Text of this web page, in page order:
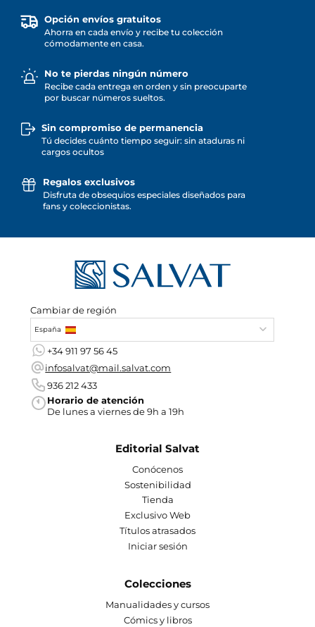
Opción envíos gratuitos
Ahorra en cada envío y recibe tu colección
cómodamente en casa.
No te pierdas ningún número
Recibe cada entrega en orden y sin preocuparte
por buscar números sueltos.
Sin compromiso de permanencia
Tú decides cuánto tiempo seguir: sin ataduras ni
cargos ocultos
Regalos exclusivos
Disfruta de obsequios especiales diseñados para
fans y coleccionistas.
Cambiar de región
España
+34 911 97 56 45
infosalvat@mail.salvat.com
936 212 433
Horario de atención
De lunes a viernes de 9h a 19h
Editorial Salvat
Conócenos
Sostenibilidad
Tienda
Exclusivo Web
Títulos atrasados
Iniciar sesión
Colecciones
Manualidades y cursos
Cómics y libros